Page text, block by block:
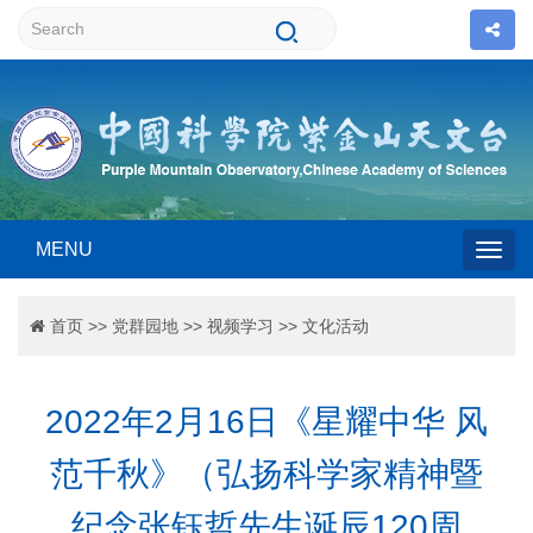
MENU
首页 >> 党群园地 >> 视频学习 >> 文化活动
2022年2月16日《星耀中华 风
范千秋》（弘扬科学家精神暨